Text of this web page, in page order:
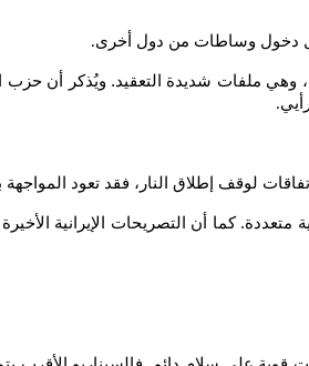
دخول وساطات من دول أخرى.
وهي ملفات شديدة التعقيد. ويُذكر أن
.
لوقف إطلاق النار، فقد تعود
كما أن التصريحات الإيرانية الأخيرة